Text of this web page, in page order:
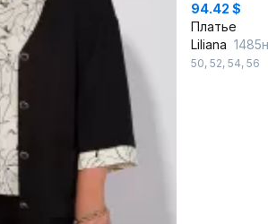
94.42 $
Платье
Liliana 1485н
50, 52, 54, 56